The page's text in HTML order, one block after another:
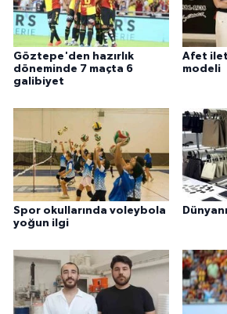
Göztepe'den hazırlık
döneminde 7 maçta 6
galibiyet
Afet
modeli
Spor okullarında voleybola
yoğun ilgi